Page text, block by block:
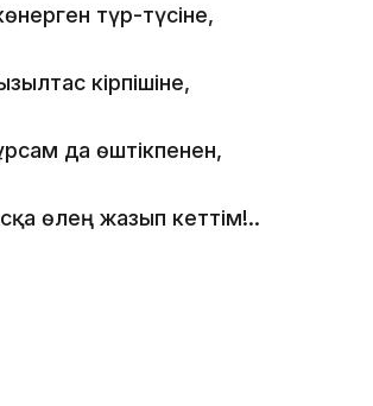
түр-түсіне,
кірпішіне,
да өштікпенен,
өлең жазып кеттім!..